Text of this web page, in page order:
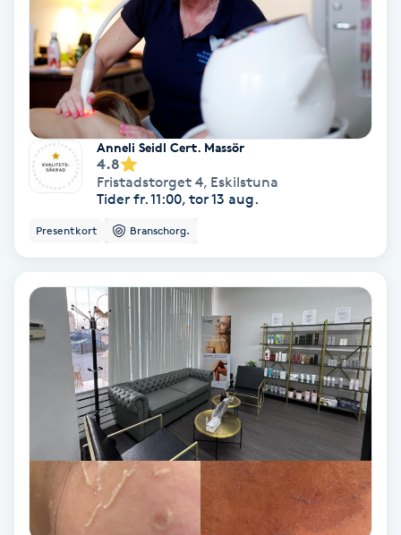
Friskvårdsmassage
Frisör
Funktionsanalys
Färgning
Gel naglar
Gelenaglar
Gellack med förstärkning
Gravidmassage
Anneli Seidl Cert. Massör
4.8
Fristadstorget 4, Eskilstuna
Tider fr. 11:00, tor 13 aug.
Presentkort Branschorg.